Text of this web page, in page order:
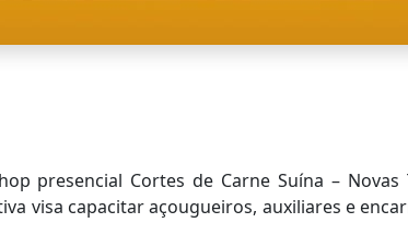
presencial Cortes de Carne Suína –
visa capacitar açougueiros, auxiliares e